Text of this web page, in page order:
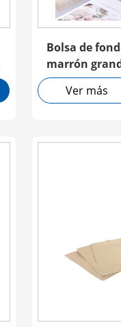
Bolsa de
marrón
transparente
estaño
Ver más